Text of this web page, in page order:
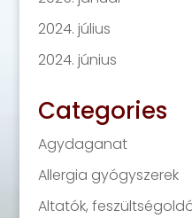
2024. július
2024. június
Categories
Agydaganat
Allergia gyógyszerek
Altatók,